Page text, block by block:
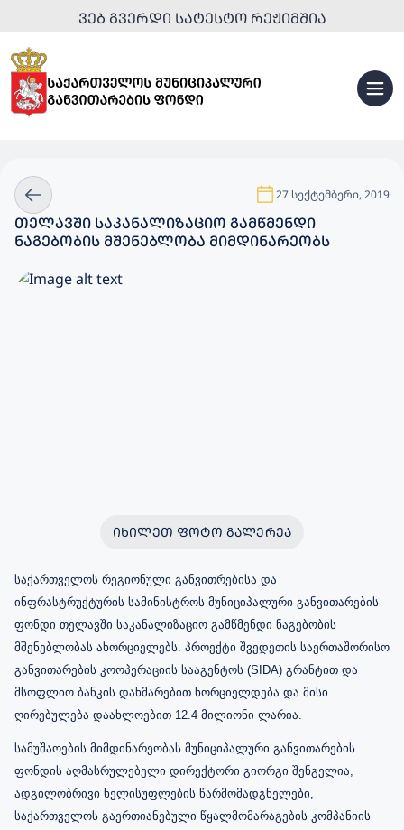
ᲕᲔᲑ ᲒᲕᲔᲠᲓᲘ ᲡᲐᲢᲔᲡᲢᲝ ᲠᲔᲟᲘᲛᲨᲘᲐ
27 სექტემბერი, 2019
ᲗᲔᲚᲐᲕᲨᲘ ᲡᲐᲙᲐᲜᲐᲚᲘᲖᲐᲪᲘᲝ ᲒᲐᲛᲬᲛᲔᲜᲓᲘ
ᲜᲐᲒᲔᲑᲝᲑᲘᲡ ᲛᲨᲔᲜᲔᲑᲚᲝᲑᲐ ᲛᲘᲛᲓᲘᲜᲐᲠᲔᲝᲑᲡ
ᲘᲮᲘᲚᲔᲗ ᲤᲝᲢᲝ ᲒᲐᲚᲔᲠᲔᲐ
საქართველოს რეგიონული განვითრებისა და
ინფრასტრუქტურის სამინისტროს მუნიციპალური განვითარების
ფონდი თელავში საკანალიზაციო გამწმენდი ნაგებობის
მშენებლობას ახორციელებს. პროექტი შვედეთის საერთაშორისო
განვითარების კოოპერაციის სააგენტოს (SIDA) გრანტით და
მსოფლიო ბანკის დახმარებით ხორციელდება და მისი
ღირებულება დაახლოებით 12.4 მილიონი ლარია.
სამუშაოების მიმდინარეობას მუნიციპალური განვითარების
ფონდის აღმასრულებელი დირექტორი გიორგი შენგელია,
ადგილობრივი ხელისუფლების წარმომადგნელები,
საქართველოს გაერთიანებული წყალმომარაგების კომპანიის